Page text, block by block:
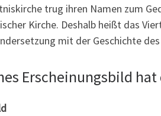
trug ihren Namen zum
Kirche. Deshalb heißt das
mit der Geschichte
Erscheinungsbild